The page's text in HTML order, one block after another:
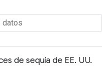
de sequía de EE. UU.